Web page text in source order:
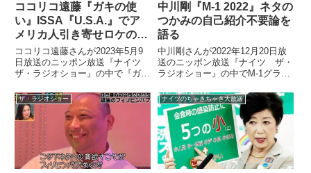
ココリコ遠藤『ガキの使
い』ISSA『U.S.A.』でア
メリカ人引き寄せロケのキ
ツさを語る
ココリコ遠藤さんが2023年5月9
日放送のニッポン放送『ナイツ
ザ・ラジオショー』の中で『ガキ
ISSAものまねで『U.S.A.』をひ
たすら踊り、アメリカ人を引き寄
せるというロケについてトーク。
そのキツさを話していました。
中川剛『M-1 2022』ネタの
つかみの自己紹介不要論を
語る
中川剛さんが2022年12月20日放
送のニッポン放送『ナイツ ザ・
ラジオショー』の中でM-1グラン
かみでついついしてしまう自己紹
介を不要ではないのかと話してい
ました。
ザ・ラジオショー ナイツのちゃきちゃき大放送